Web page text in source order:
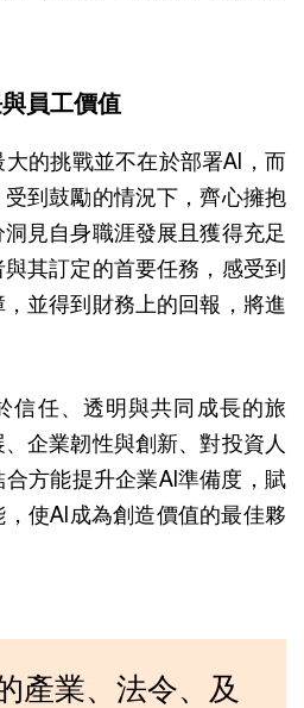
員工價值
的挑戰並不在於部署AI，而
到鼓勵的情況下，齊心擁抱
見自身職涯發展且獲得充足
其訂定的首要任務，感受到
並得到財務上的回報，將進
信任、透明與共同成長的旅
企業韌性與創新、對投資人
方能提升企業AI準備度，賦
使AI成為創造價值的最佳夥
產業、法令、及